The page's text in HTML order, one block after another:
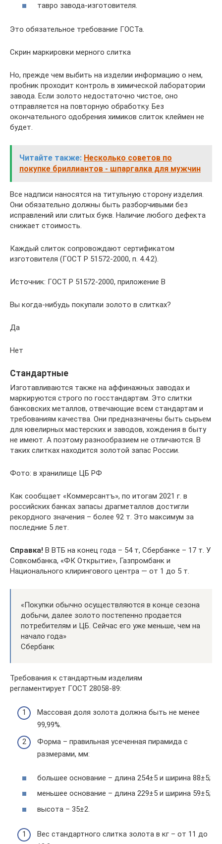
тавро завода-изготовителя.
Это обязательное требование ГОСТа.
Скрин маркировки мерного слитка
Но, прежде чем выбить на изделии информацию о нем,
пробник проходит контроль в химической лаборатории
завода. Если золото недостаточно чистое, оно
отправляется на повторную обработку. Без
окончательного одобрения химиков слиток клеймен не
будет.
Читайте также: Несколько советов по
покупке бриллиантов - шпаргалка для мужчин
Все надписи наносятся на титульную сторону изделия.
Они обязательно должны быть разборчивыми без
исправлений или слитых букв. Наличие любого дефекта
снижает стоимость.
Каждый слиток сопровождают сертификатом
изготовителя (ГОСТ Р 51572-2000, п. 4.4.2).
Источник: ГОСТ Р 51572-2000, приложение В
Вы когда-нибудь покупали золото в слитках?
Да
Нет
Стандартные
Изготавливаются также на аффинажных заводах и
маркируются строго по госстандартам. Это слитки
банковских металлов, отвечающие всем стандартам и
требованиям качества. Они предназначены быть сырьем
для ювелирных мастерских и заводов, хождения в быту
не имеют. А поэтому разнообразием не отличаются. В
таких слитках находится золотой запас России.
Фото: в хранилище ЦБ РФ
Как сообщает «Коммерсантъ», по итогам 2021 г. в
российских банках запасы драгметаллов достигли
рекордного значения – более 92 т. Это максимум за
последние 5 лет.
Справка! В ВТБ на конец года – 54 т, Сбербанке – 17 т. У
Совкомбанка, «ФК Открытие», Газпромбанк и
Национального клирингового центра — от 1 до 5 т.
«Покупки обычно осуществляются в конце сезона
добычи, далее золото постепенно продается
потребителям и ЦБ. Сейчас его уже меньше, чем на
начало года»
Сбербанк
Требования к стандартным изделиям
регламентирует ГОСТ 28058-89:
Массовая доля золота должна быть не менее
99,99%.
Форма – правильная усеченная пирамида с
размерами, мм:
большее основание – длина 254±5 и ширина 88±5;
меньшее основание – длина 229±5 и ширина 59±5;
высота – 35±2.
Вес стандартного слитка золота в кг – от 11 до